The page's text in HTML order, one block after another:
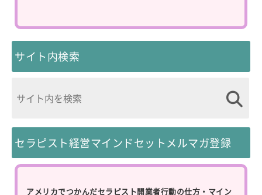
サイト内検索
セラピスト経営マインドセットメルマガ登録
アメリカでつかんだセラピスト開業者行動の仕方・マイン